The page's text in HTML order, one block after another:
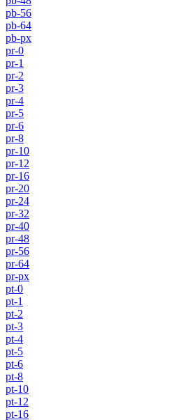
pb-56
pb-64
pb-px
pr-0
pr-1
pr-2
pr-3
pr-4
pr-5
pr-6
pr-8
pr-10
pr-12
pr-16
pr-20
pr-24
pr-32
pr-40
pr-48
pr-56
pr-64
pr-px
pt-0
pt-1
pt-2
pt-3
pt-4
pt-5
pt-6
pt-8
pt-10
pt-12
pt-16